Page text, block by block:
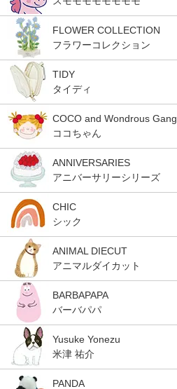
FLOWER COLLECTION
フラワーコレクション
TIDY
タイディ
COCO and Wondrous Gang
ココちゃん
ANNIVERSARIES
アニバーサリーシリーズ
CHIC
シック
ANIMAL DIECUT
アニマルダイカット
BARBAPAPA
バーバパパ
Yusuke Yonezu
米津 祐介
PANDA